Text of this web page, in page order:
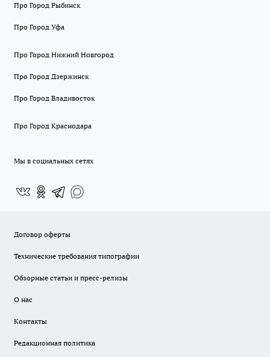
Про Город Рыбинск
Про Город Уфа
Про Город Нижний Новгород
Про Город Дзержинск
Про Город Владивосток
Про Город Краснодара
Мы в социальных сетях
Договор оферты
Технические требования типографии
Обзорные статьи и пресс-релизы
О нас
Контакты
Редакционная политика